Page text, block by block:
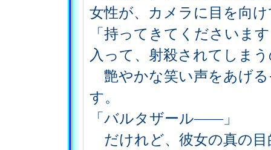
女性が、カメラに目を向
「持ってきてくださいま
入って、射殺されてしま
艶やかな笑い声をあげる
す。
「バルタザール――」
だけれど、彼女の真の目